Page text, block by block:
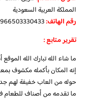
المملكة العربية السعودية
رقم الهاتف:
تقرير متابع :
ما شاء الله تبارك الله
إنه المكان بأكمله مكشوف
حوله من العاب خفيفة لهم
ما تقدمه من أصناف للطعام